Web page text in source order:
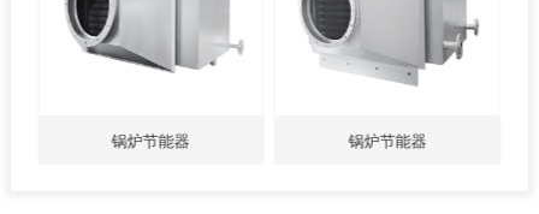
锅炉节能器 锅炉节能器